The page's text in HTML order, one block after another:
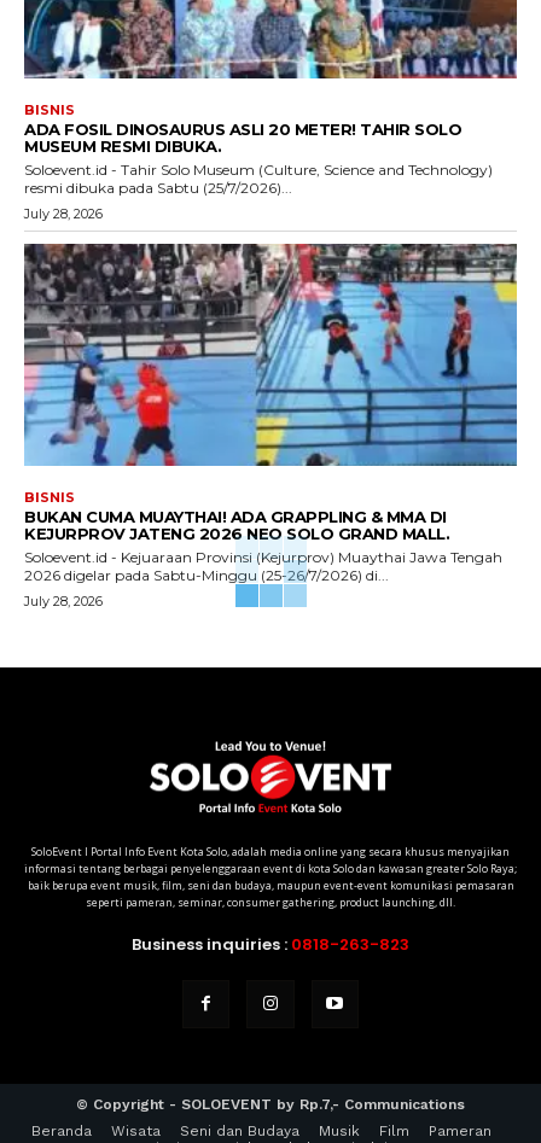
BISNIS
ADA FOSIL DINOSAURUS ASLI 20 METER! TAHIR SOLO
MUSEUM RESMI DIBUKA.
Soloevent.id - Tahir Solo Museum (Culture, Science and Technology)
resmi dibuka pada Sabtu (25/7/2026)...
July 28, 2026
BISNIS
BUKAN CUMA MUAYTHAI! ADA GRAPPLING & MMA DI
KEJURPROV JATENG 2026 NEO SOLO GRAND MALL.
Soloevent.id - Kejuaraan Provinsi (Kejurprov) Muaythai Jawa Tengah
2026 digelar pada Sabtu-Minggu (25-26/7/2026) di...
July 28, 2026
SoloEvent I Portal Info Event Kota Solo, adalah media online yang secara khusus menyajikan
informasi tentang berbagai penyelenggaraan event di kota Solo dan kawasan greater Solo Raya;
baik berupa event musik, film, seni dan budaya, maupun event-event komunikasi pemasaran
seperti pameran, seminar, consumer gathering, product launching, dll.
Business inquiries : 0818-263-823
© Copyright - SOLOEVENT by Rp.7,- Communications
Beranda
Wisata Seni dan Budaya Musik Film
Pameran